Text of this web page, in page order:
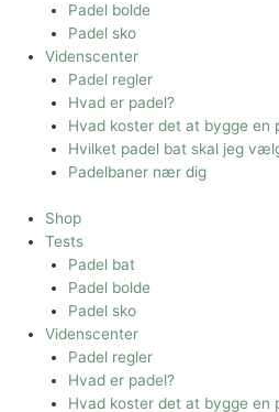
Padel bolde
Padel sko
Videnscenter
Padel regler
Hvad er padel?
Hvad koster det at bygge en
Hvilket padel bat skal jeg
Padelbaner nær dig
Shop
Tests
Padel bat
Padel bolde
Padel sko
Videnscenter
Padel regler
Hvad er padel?
Hvad koster det at bygge en